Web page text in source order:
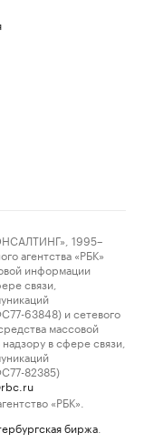
1995–
агентства «РБК»
информации
связи,
63848) и сетевого
массовой
в сфере связи,
82385)
«РБК».
биржа